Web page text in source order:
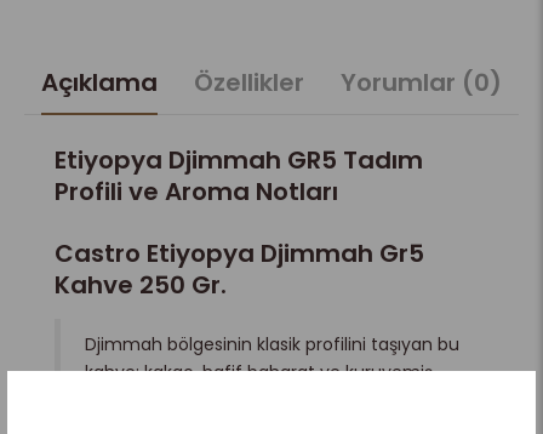
Açıklama Özellikler Yorumlar (0)
Etiyopya Djimmah GR5 Tadım
Profili ve Aroma Notları
Castro Etiyopya Djimmah Gr5
Kahve 250 Gr.
Djimmah bölgesinin klasik profilini taşıyan bu
kahve; kakao, hafif baharat ve kuruyemiş